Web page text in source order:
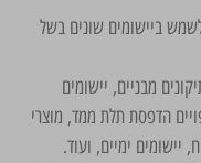
ביישומים שונים בשל
מבניים, יישומים
הדפסת תלת ממד, מוצרי
יישומים ימיים, ועוד.